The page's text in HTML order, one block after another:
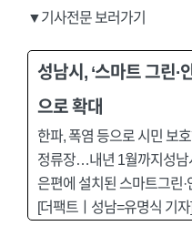
▼기사전문 보러가기
성남시, ‘스마트 그린·
으로 확대
한파, 폭염 등으로 시민 보
정류장…내년 1월까지성남
은편에 설치된 스마트그린·
[더팩트ㅣ성남=유명식 기